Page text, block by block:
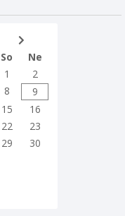
So
Ne
1
2
8
9
15
16
22
23
29
30